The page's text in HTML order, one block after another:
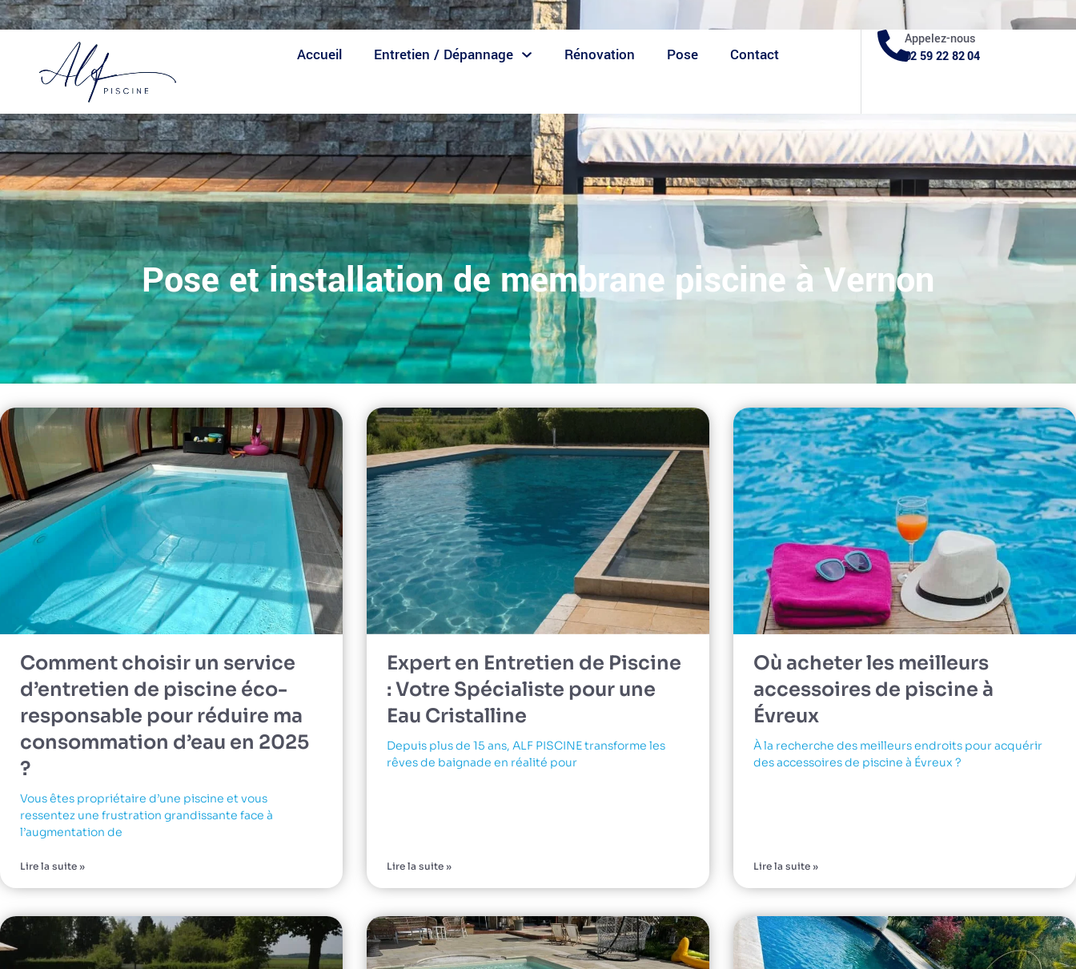
Expertise Fiabilité Expertise
Accueil Entretien / Dépannage Rénovation Pose Contact
Appelez-nous
02 59 22 82 04
Pose et installation de membrane piscine à Vernon
Comment choisir un service
d’entretien de piscine éco-
responsable pour réduire ma
consommation d’eau en 2025
?
Vous êtes propriétaire d’une piscine et vous
ressentez une frustration grandissante face à
l’augmentation de
Lire la suite »
Expert en Entretien de Piscine
: Votre Spécialiste pour une
Eau Cristalline
Depuis plus de 15 ans, ALF PISCINE transforme les
rêves de baignade en réalité pour
Lire la suite »
Où acheter les meilleurs
accessoires de piscine à
Évreux
À la recherche des meilleurs endroits pour acquérir
des accessoires de piscine à Évreux ?
Lire la suite »